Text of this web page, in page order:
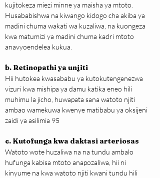
kujitokeza miezi minne ya maisha ya mtoto.
Husababishwa na kiwango kidogo cha akiba ya
madini chuma wakati wa kuzaliwa, na kuongeza
kwa matumizi ya madini chuma kadri mtoto
anavyoendelea kukua.
b. Retinopathi ya unjiti
Hii hutokea kwasababu ya kutokutengenezwa
vizuri kwa mishipa ya damu katika eneo hili
muhimu la jicho, huwapata sana watoto njiti
ambao wamekuwa kwenye matibabu ya oksijeni
zaidi ya asilimia 95
c. Kutofunga kwa daktasi arteriosas
Watoto wote huzaliwa na na tundu ambalo
hufunga kabisa mtoto anapozaliwa, hii ni
kinyume na kwa watoto njiti kwani tundu hili